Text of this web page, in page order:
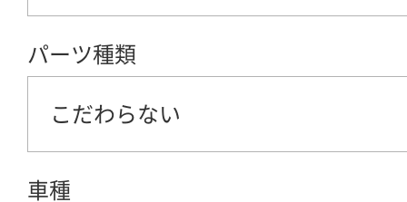
パーツ種類
こだわらない
車種